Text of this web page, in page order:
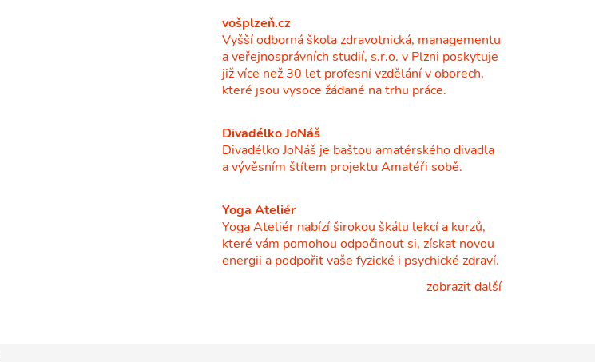
vošplzeň.cz
Vyšší odborná škola zdravotnická, managementu
a veřejnosprávních studií, s.r.o. v Plzni poskytuje
již více než 30 let profesní vzdělání v oborech,
které jsou vysoce žádané na trhu práce.
Divadélko JoNáš
Divadélko JoNáš je baštou amatérského divadla
a vývěsním štítem projektu Amatéři sobě.
Yoga Ateliér
Yoga Ateliér nabízí širokou škálu lekcí a kurzů,
které vám pomohou odpočinout si, získat novou
energii a podpořit vaše fyzické i psychické zdraví.
zobrazit další